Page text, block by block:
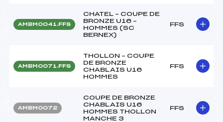
AMBM0041.FFS
CHATEL – COUPE DE
BRONZE U16 –
HOMMES (SC
BERNEX)
FFS
AMBM0071.FFS
THOLLON – COUPE
DE BRONZE
CHABLAIS U16
HOMMES
FFS
AMBM0072
COUPE DE BRONZE
CHABLAIS U16
HOMMES THOLLON
MANCHE 3
FFS